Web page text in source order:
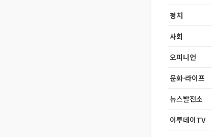
정치
사회
오피니언
문화·라이프
뉴스발전소
이투데이TV